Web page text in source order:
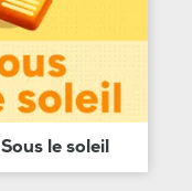
Sous le soleil